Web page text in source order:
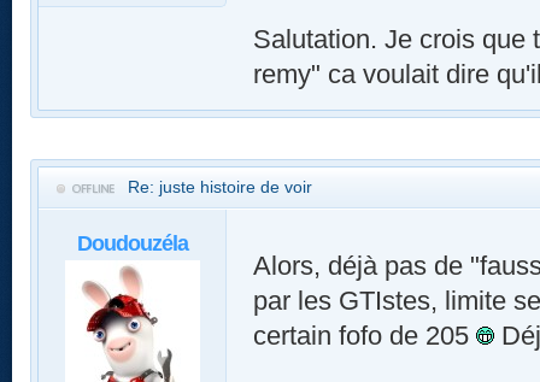
Salutation. Je crois que
remy" ca voulait dire
Re: juste histoire de voir
Doudouzéla
Alors, déjà pas de
par les GTIstes, limite
certain fofo de 205